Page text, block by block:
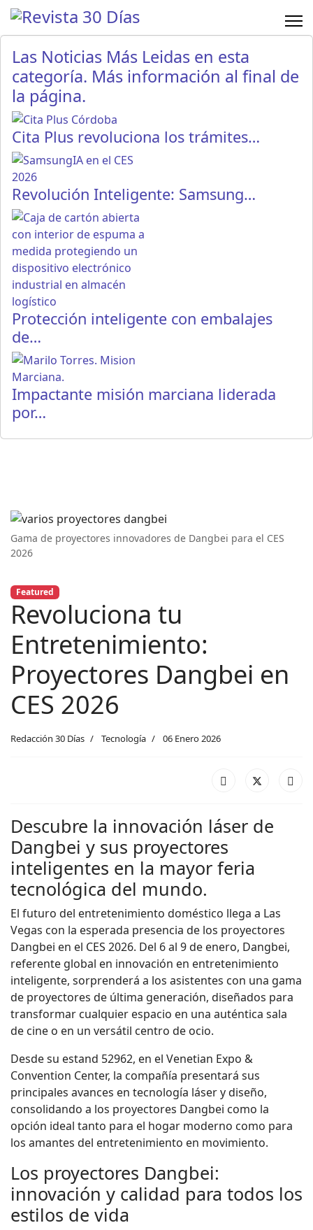
Las Noticias Más Leidas en esta
categoría. Más información al final de
la página.
Cita Plus revoluciona los trámites…
Revolución Inteligente: Samsung…
Protección inteligente con embalajes
de…
Impactante misión marciana liderada
por…
Gama de proyectores innovadores de Dangbei para el CES
2026
Featured
Revoluciona tu
Entretenimiento:
Proyectores Dangbei en
CES 2026
Redacción 30 Días Tecnología 06 Enero 2026
Descubre la innovación láser de
Dangbei y sus proyectores
inteligentes en la mayor feria
tecnológica del mundo.
El futuro del entretenimiento doméstico llega a Las
Vegas con la esperada presencia de los proyectores
Dangbei en el CES 2026. Del 6 al 9 de enero, Dangbei,
referente global en innovación en entretenimiento
inteligente, sorprenderá a los asistentes con una gama
de proyectores de última generación, diseñados para
transformar cualquier espacio en una auténtica sala
de cine o en un versátil centro de ocio.
Desde su estand 52962, en el Venetian Expo &
Convention Center, la compañía presentará sus
principales avances en tecnología láser y diseño,
consolidando a los proyectores Dangbei como la
opción ideal tanto para el hogar moderno como para
los amantes del entretenimiento en movimiento.
Los proyectores Dangbei:
innovación y calidad para todos los
estilos de vida